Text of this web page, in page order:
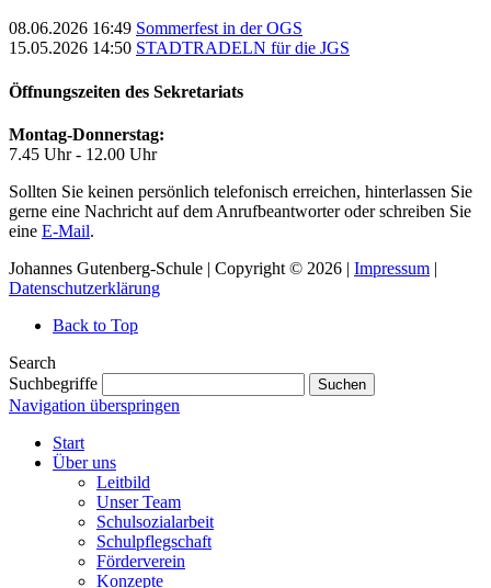
08.06.2026 16:49 Sommerfest in der OGS
15.05.2026 14:50 STADTRADELN für die JGS
Öffnungszeiten des Sekretariats
Montag-Donnerstag:
7.45 Uhr - 12.00 Uhr
Sollten Sie keinen persönlich telefonisch erreichen, hinterlassen Sie
gerne eine Nachricht auf dem Anrufbeantworter oder schreiben Sie
eine E-Mail.
Johannes Gutenberg-Schule | Copyright © 2026 | Impressum |
Datenschutzerklärung
Back to Top
Search
Suchbegriffe
Suchen
Navigation überspringen
Start
Über uns
Leitbild
Unser Team
Schulsozialarbeit
Schulpflegschaft
Förderverein
Konzepte